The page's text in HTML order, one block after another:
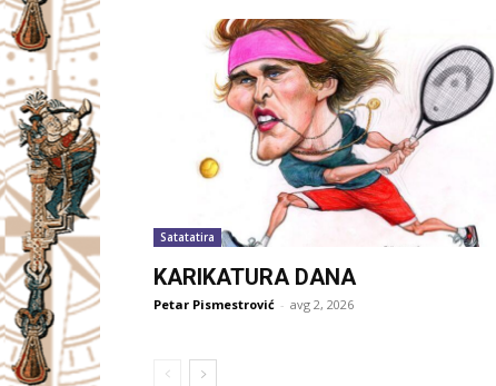
Satatatira
KARIKATURA DANA
Petar Pismestrović - avg 2, 2026